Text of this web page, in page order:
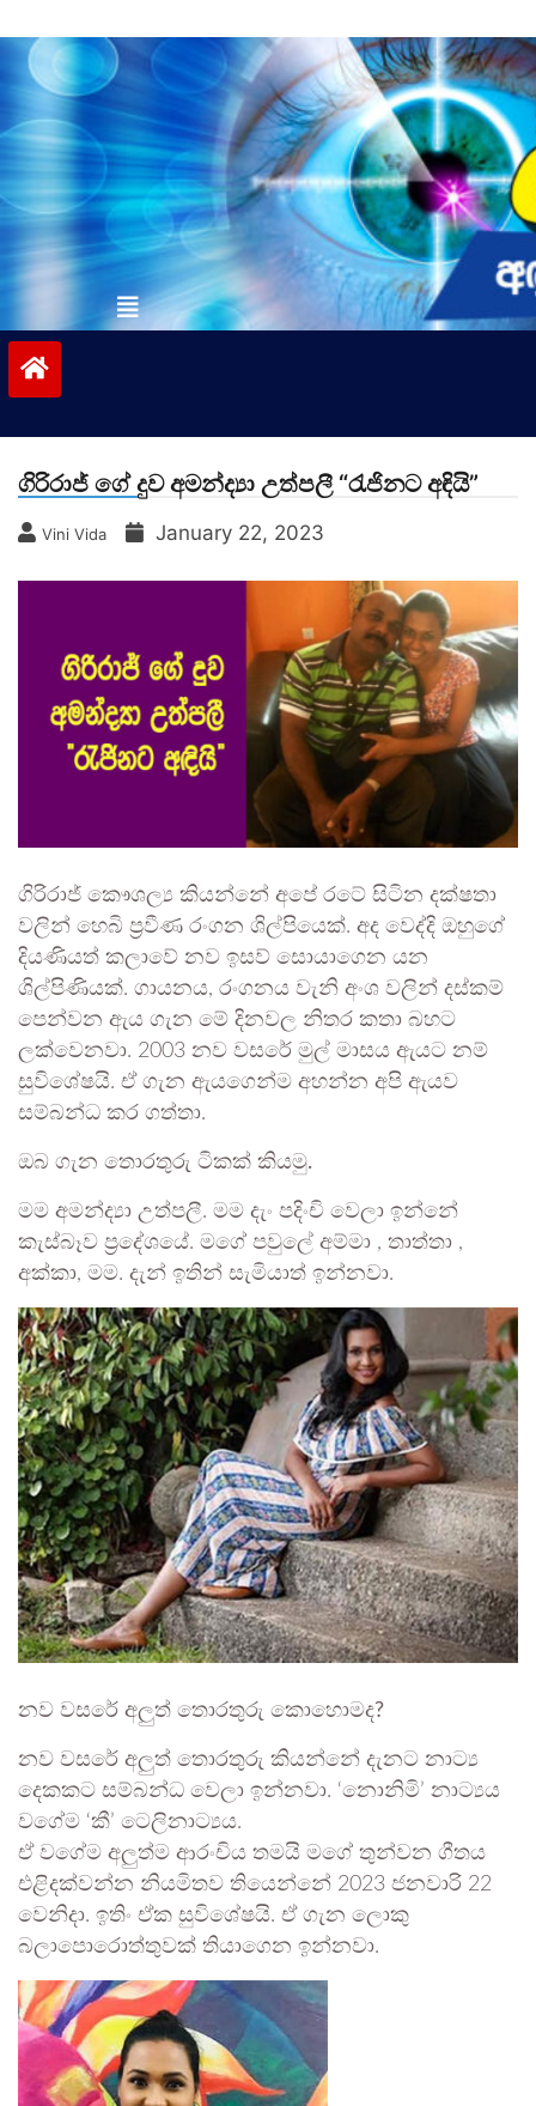
to
contentvinivida.lk
ගිරිරාජ් ගේ දුව අමන්ද්‍යා උත්පලී “රැජිනට අඳියි”
Vini Vida January 22, 2023
ගිරිරාජ් කෞශල්‍ය කියන්නේ අපේ රටේ සිටින දක්ෂතා
වලින් හෙබි ප්‍රවීණ රංගන ශිල්පියෙක්. අද වෙද්දි ඔහුගේ
දියණියත් කලාවේ නව ඉසව් සොයාගෙන යන
ශිල්පිණියක්. ගායනය, රංගනය වැනි අංශ වලින් දස්කම්
පෙන්වන ඇය ගැන මේ දිනවල නිතර කතා බහට
ලක්වෙනවා. 2003 නව වසරේ මුල් මාසය ඇයට නම්
සුවිශේෂයි. ඒ ගැන ඇයගෙන්ම අහන්න අපි ඇයව
සම්බන්ධ කර ගත්තා.
ඔබ ගැන තොරතුරු ටිකක් කියමු.
මම අමන්ද්‍යා උත්පලී. මම දැං පදිංචි වෙලා ඉන්නේ
කැස්බෑව ප්‍රදේශයේ. මගේ පවුලේ අම්මා , තාත්තා ,
අක්කා, මම. දැන් ඉතින් සැමියාත් ඉන්නවා.
නව වසරේ අලුත් තොරතුරු කොහොමද?
නව වසරේ අලුත් තොරතුරු කියන්නේ දැනට නාට්‍ය
දෙකකට සම්බන්ධ වෙලා ඉන්නවා. ‘නොනිමි’ නාට්‍යය
වගේම ‘කී’ ටෙලිනාට්‍යය.
ඒ වගේම අලුත්ම ආරංචිය තමයි මගේ තුන්වන ගීතය
එළිදක්වන්න නියමිතව තියෙන්නේ 2023 ජනවාරි 22
වෙනිදා. ඉතිං ඒක සුවිශේෂයි. ඒ ගැන ලොකු
බලාපොරොත්තුවක් තියාගෙන ඉන්නවා.